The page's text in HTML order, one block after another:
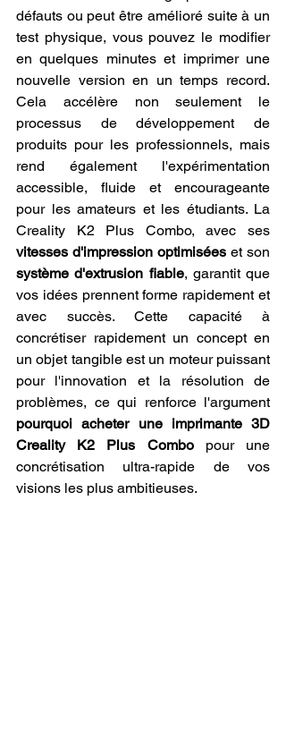
défauts ou peut être amélioré suite à un
test physique, vous pouvez le modifier
en quelques minutes et imprimer une
nouvelle version en un temps record.
Cela accélère non seulement le
processus de développement de
produits pour les professionnels, mais
rend également l'expérimentation
accessible, fluide et encourageante
pour les amateurs et les étudiants. La
vitesses d'impression optimisées
système d'extrusion fiable, garantit que
vos idées prennent forme rapidement et
avec succès. Cette capacité à
concrétiser rapidement un concept en
un objet tangible est un moteur puissant
pour l'innovation et la résolution de
problèmes, ce qui renforce l'argument
pourquoi acheter une imprimante 3D
Creality K2 Plus Combo pour une
concrétisation ultra-rapide de vos
visions les plus ambitieuses.